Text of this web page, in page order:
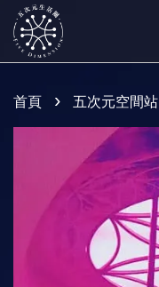
首頁 › 五次元空間站